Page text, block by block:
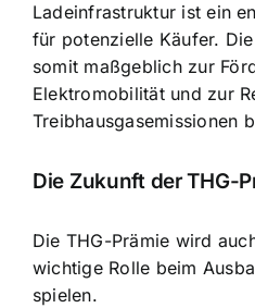
Ladeinfrastruktur ist ein
für potenzielle Käufer.
somit maßgeblich zur
Elektromobilität und zur
Treibhausgasemissionen
Die Zukunft der THG-
Die THG-Prämie wird
wichtige Rolle beim
spielen.